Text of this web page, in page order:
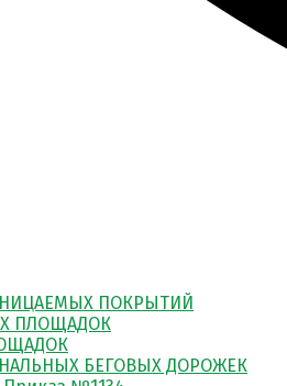
ПОКРЫТИЙ
ПЛОЩАДОК
БЕГОВЫХ ДОРОЖЕК